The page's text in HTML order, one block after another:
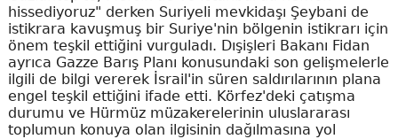
hissediyoruz" derken Suriyeli mevkidaşı Şeybani de
istikrara kavuşmuş bir Suriye'nin bölgenin istikrarı için
önem teşkil ettiğini vurguladı. Dışişleri Bakanı Fidan
ayrıca Gazze Barış Planı konusundaki son gelişmelerle
ilgili de bilgi vererek İsrail'in süren saldırılarının plana
engel teşkil ettiğini ifade etti. Körfez'deki çatışma
durumu ve Hürmüz müzakerelerinin uluslararası
toplumun konuya olan ilgisinin dağılmasına yol